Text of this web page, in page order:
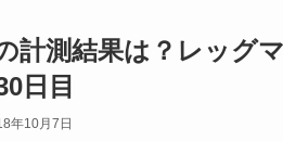
計測結果は？レッグ
日目
年10月7日